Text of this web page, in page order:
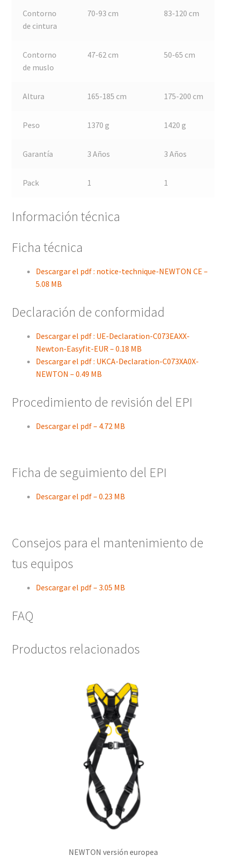
Contorno
de cintura
70-93 cm 83-120 cm
Contorno
de muslo
47-62 cm 50-65 cm
Altura 165-185 cm 175-200 cm
Peso 1370 g 1420 g
Garantía 3 Años 3 Años
Pack 1 1
Información técnica
Ficha técnica
Descargar el pdf : notice-technique-NEWTON CE –
5.08 MB
Declaración de conformidad
Descargar el pdf : UE-Declaration-C073EAXX-
Newton-Easyfit-EUR – 0.18 MB
Descargar el pdf : UKCA-Declaration-C073XA0X-
NEWTON – 0.49 MB
Procedimiento de revisión del EPI
Descargar el pdf – 4.72 MB
Ficha de seguimiento del EPI
Descargar el pdf – 0.23 MB
Consejos para el mantenimiento de
tus equipos
Descargar el pdf – 3.05 MB
FAQ
Productos relacionados
NEWTON versión europea